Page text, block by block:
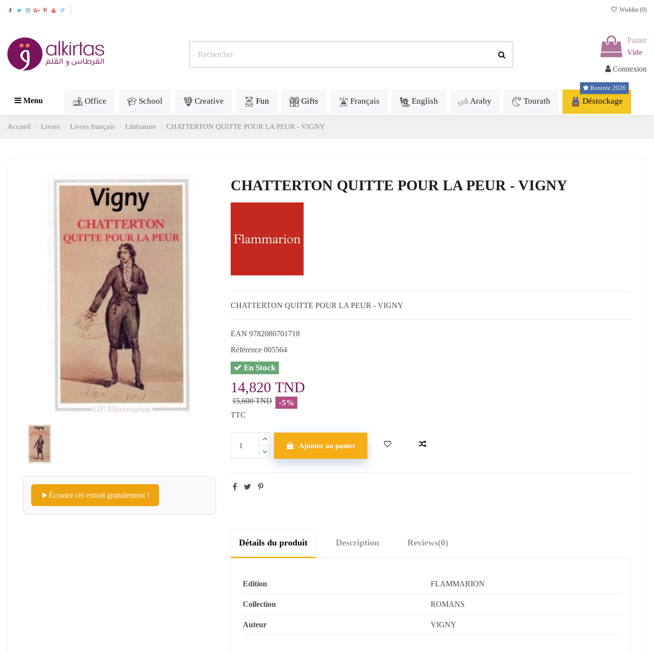
Wishlist (0)
Panier
Vide
Connexion
Menu Office School Creative Fun Gifts Français English Araby Tourath Déstockage
Rentrée 2026
Accueil Livres Livres français Littérature CHATTERTON QUITTE POUR LA PEUR - VIGNY
Écoutez cet extrait gratuitement !
CHATTERTON QUITTE POUR LA PEUR - VIGNY
CHATTERTON QUITTE POUR LA PEUR - VIGNY
EAN 9782080701718
Référence 005564
En Stock
14,820 TND
15,600 TND -5%
TTC
Ajouter au panier
Détails du produit Description Reviews(0)
Edition FLAMMARION
Collection ROMANS
Auteur VIGNY